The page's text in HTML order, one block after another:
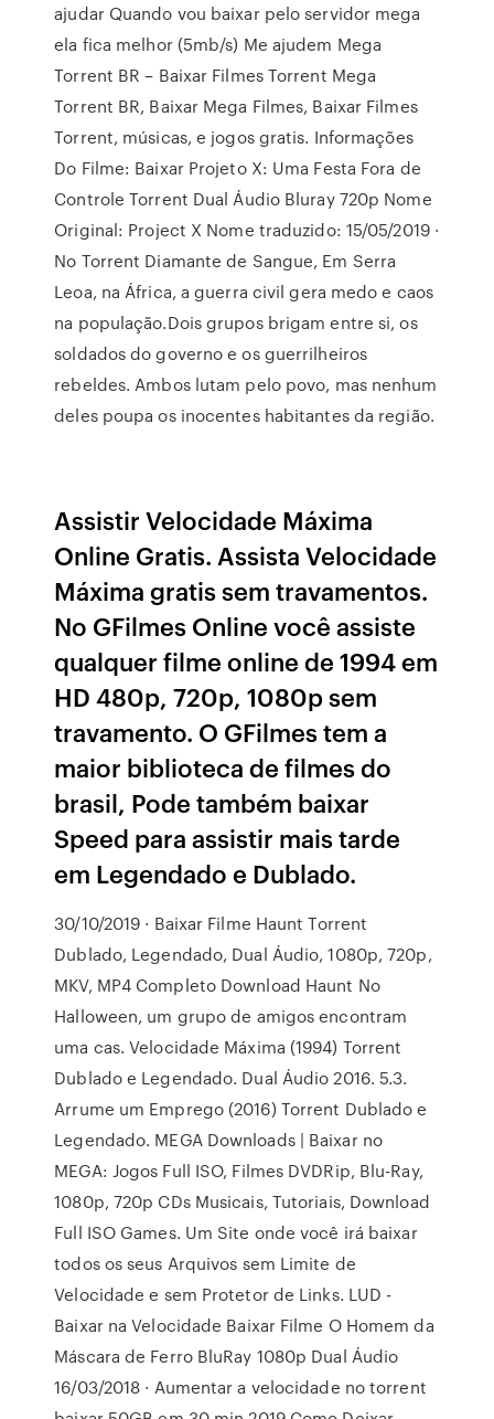
ajudar Quando vou baixar pelo servidor mega
ela fica melhor (5mb/s) Me ajudem Mega
Torrent BR – Baixar Filmes Torrent Mega
Torrent BR, Baixar Mega Filmes, Baixar Filmes
Torrent, músicas, e jogos gratis. Informações
Do Filme: Baixar Projeto X: Uma Festa Fora de
Controle Torrent Dual Áudio Bluray 720p Nome
Original: Project X Nome traduzido: 15/05/2019 ·
No Torrent Diamante de Sangue, Em Serra
Leoa, na África, a guerra civil gera medo e caos
na população.Dois grupos brigam entre si, os
soldados do governo e os guerrilheiros
rebeldes. Ambos lutam pelo povo, mas nenhum
deles poupa os inocentes habitantes da região.
Assistir Velocidade Máxima
Online Gratis. Assista Velocidade
Máxima gratis sem travamentos.
No GFilmes Online você assiste
qualquer filme online de 1994 em
HD 480p, 720p, 1080p sem
travamento. O GFilmes tem a
maior biblioteca de filmes do
brasil, Pode também baixar
Speed para assistir mais tarde
em Legendado e Dublado.
30/10/2019 · Baixar Filme Haunt Torrent
Dublado, Legendado, Dual Áudio, 1080p, 720p,
MKV, MP4 Completo Download Haunt No
Halloween, um grupo de amigos encontram
uma cas. Velocidade Máxima (1994) Torrent
Dublado e Legendado. Dual Áudio 2016. 5.3.
Arrume um Emprego (2016) Torrent Dublado e
Legendado. MEGA Downloads | Baixar no
MEGA: Jogos Full ISO, Filmes DVDRip, Blu-Ray,
1080p, 720p CDs Musicais, Tutoriais, Download
Full ISO Games. Um Site onde você irá baixar
todos os seus Arquivos sem Limite de
Velocidade e sem Protetor de Links. LUD -
Baixar na Velocidade Baixar Filme O Homem da
Máscara de Ferro BluRay 1080p Dual Áudio
16/03/2018 · Aumentar a velocidade no torrent